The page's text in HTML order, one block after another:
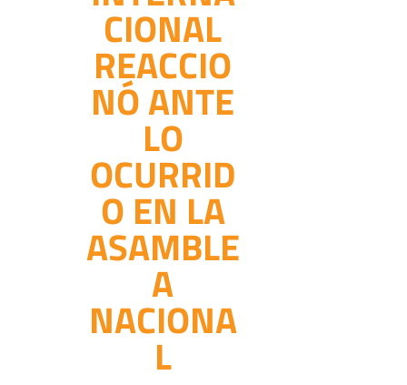
CIONAL
REACCIO
NÓ ANTE
LO
OCURRID
O EN LA
ASAMBLE
A
NACIONA
L